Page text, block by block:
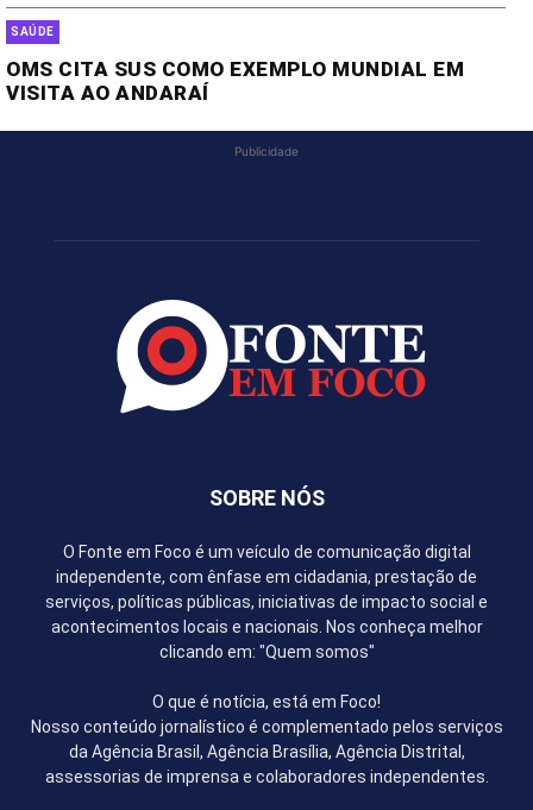
SAÚDE
OMS CITA SUS COMO EXEMPLO MUNDIAL EM
VISITA AO ANDARAÍ
Publicidade
SOBRE NÓS
O Fonte em Foco é um veículo de comunicação digital
independente, com ênfase em cidadania, prestação de
serviços, políticas públicas, iniciativas de impacto social e
acontecimentos locais e nacionais. Nos conheça melhor
clicando em: "Quem somos"
O que é notícia, está em Foco!
Nosso conteúdo jornalístico é complementado pelos serviços
da Agência Brasil, Agência Brasília, Agência Distrital,
assessorias de imprensa e colaboradores independentes.